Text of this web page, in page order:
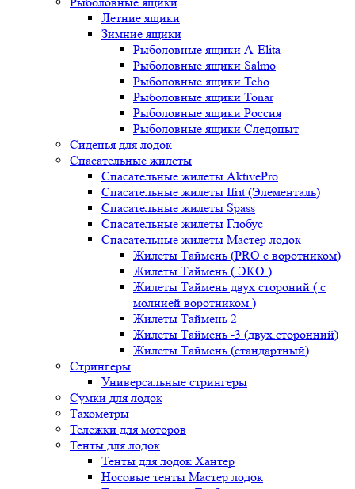
Летние ящики
Зимние ящики
Рыболовные ящики A-Elita
Рыболовные ящики Salmo
Рыболовные ящики Teho
Рыболовные ящики Tonar
Рыболовные ящики Россия
Рыболовные ящики Следопыт
Сиденья для лодок
Спасательные жилеты
Спасательные жилеты AktivePro
Спасательные жилеты Ifrit (Элементаль)
Спасательные жилеты Spass
Спасательные жилеты Глобус
Спасательные жилеты Мастер лодок
Жилеты Таймень (PRO c воротником)
Жилеты Таймень ( ЭКО )
Жилеты Таймень двух стороний ( с
молнией воротником )
Жилеты Таймень 2
Жилеты Таймень -3 (двух.сторонний)
Жилеты Таймень (стандартный)
Стрингеры
Универсальные стрингеры
Сумки для лодок
Тахометры
Тележки для моторов
Тенты для лодок
Тенты для лодок Хантер
Носовые тенты Мастер лодок